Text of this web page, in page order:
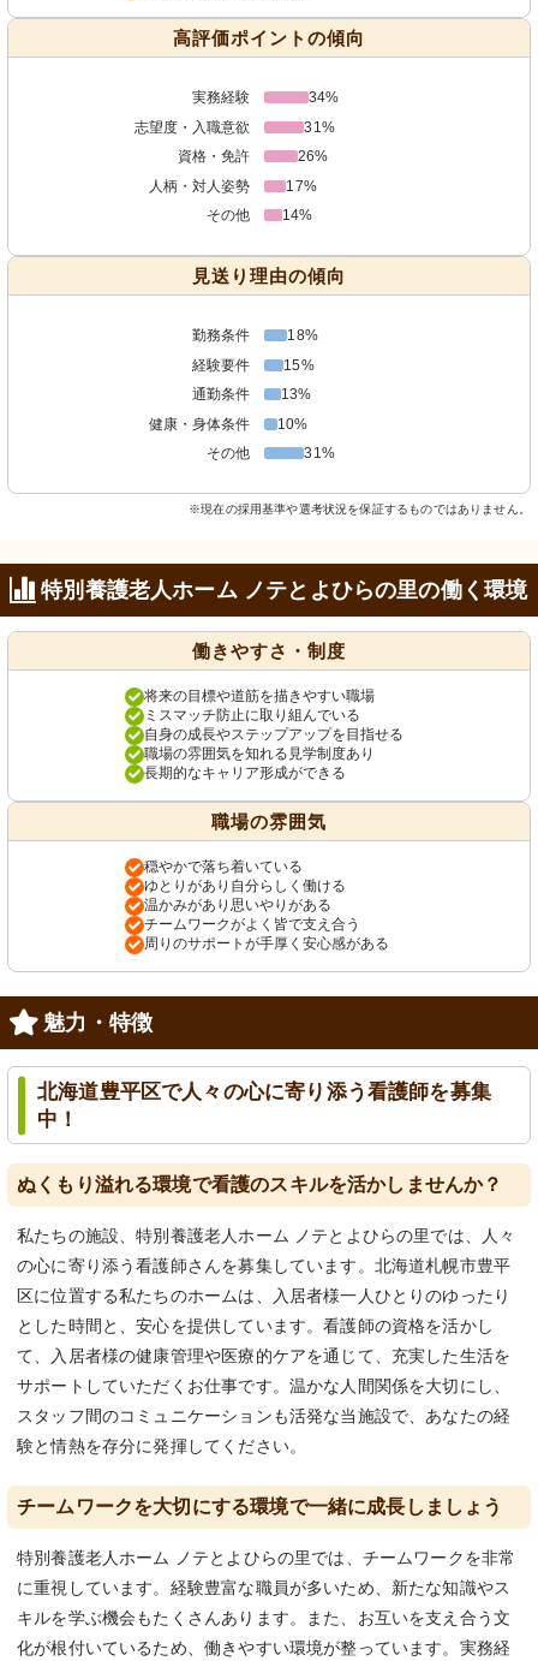
高評価ポイントの傾向
実務経験
34%
志望度・入職意欲
31%
資格・免許
26%
人柄・対人姿勢
17%
その他
14%
見送り理由の傾向
勤務条件
18%
経験要件
15%
通勤条件
13%
健康・身体条件
10%
その他
31%
※現在の採用基準や選考状況を保証するものではありません。
特別養護老人ホーム ノテとよひらの里の働く環境
働きやすさ・制度
将来の目標や道筋を描きやすい職場
ミスマッチ防止に取り組んでいる
自身の成長やステップアップを目指せる
職場の雰囲気を知れる見学制度あり
長期的なキャリア形成ができる
職場の雰囲気
穏やかで落ち着いている
ゆとりがあり自分らしく働ける
温かみがあり思いやりがある
チームワークがよく皆で支え合う
周りのサポートが手厚く安心感がある
魅力・特徴
北海道豊平区で人々の心に寄り添う看護師を募集
中！
ぬくもり溢れる環境で看護のスキルを活かしませんか？
私たちの施設、特別養護老人ホーム ノテとよひらの里では、人々
の心に寄り添う看護師さんを募集しています。北海道札幌市豊平
区に位置する私たちのホームは、入居者様一人ひとりのゆったり
とした時間と、安心を提供しています。看護師の資格を活かし
て、入居者様の健康管理や医療的ケアを通じて、充実した生活を
サポートしていただくお仕事です。温かな人間関係を大切にし、
スタッフ間のコミュニケーションも活発な当施設で、あなたの経
験と情熱を存分に発揮してください。
チームワークを大切にする環境で一緒に成長しましょう
特別養護老人ホーム ノテとよひらの里では、チームワークを非常
に重視しています。経験豊富な職員が多いため、新たな知識やス
キルを学ぶ機会もたくさんあります。また、お互いを支え合う文
化が根付いているため、働きやすい環境が整っています。実務経